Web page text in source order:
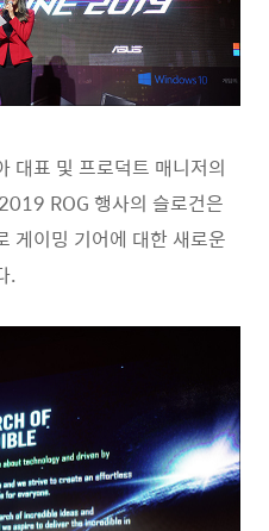
대표 및 프로덕트 매니저의
ROG 행사의 슬로건은
게이밍 기어에 대한 새로운
.